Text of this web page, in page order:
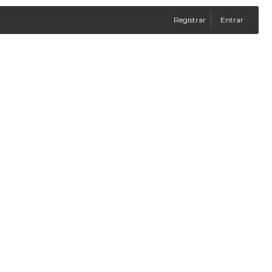
Registrar Entrar